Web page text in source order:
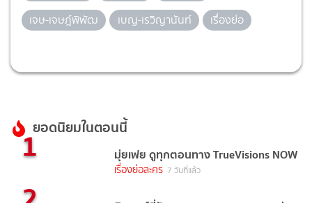
เจษ-เจษฎ์พิพัฒ
เบญ-เรวิญานันท์ เรื่องย่อ
ยอดนิยมในตอนนี้
1 มุ่ยเฟย ดูทุกตอนทาง TrueVisions NOW
เรื่องย่อละคร 7 วันที่แล้ว